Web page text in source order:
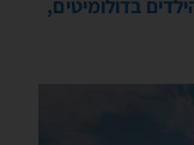
הילדים בדולומיטים,